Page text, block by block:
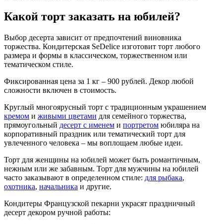
Какой торт заказать на юбилей?
Выбор десерта зависит от предпочтений виновника
торжества. Кондитерская SeDelice изготовит торт любого
размера и формы в классическом, торжественном или
тематическом стиле.
Фиксированная цена за 1 кг – 900 рублей. Декор любой
сложности включен в стоимость.
Круглый многоярусный торт с традиционным украшением
кремом и живыми цветами для семейного торжества,
прямоугольный десерт с именем и портретом юбиляра на
корпоративный праздник или тематический торт для
увлеченного человека – мы воплощаем любые идеи.
Торт для женщины на юбилей может быть романтичным,
нежным или же забавным. Торт для мужчины на юбилей
часто заказывают в определенном стиле: для рыбака,
охотника, начальника и другие.
Кондитеры Французской пекарни украсят праздничный
десерт декором ручной работы: